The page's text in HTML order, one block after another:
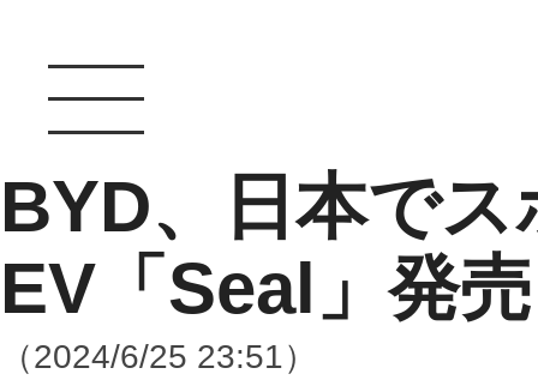
BYD、日本で
EV「Seal」発
（2024/6/25 23:51）